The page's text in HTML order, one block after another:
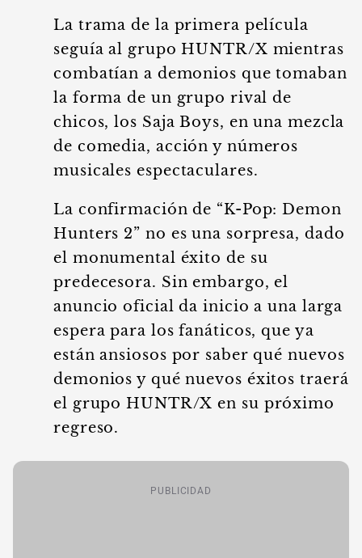
La trama de la primera película
seguía al grupo HUNTR/X mientras
combatían a demonios que tomaban
la forma de un grupo rival de
chicos, los Saja Boys, en una mezcla
de comedia, acción y números
musicales espectaculares.
La confirmación de “K-Pop: Demon
Hunters 2” no es una sorpresa, dado
el monumental éxito de su
predecesora. Sin embargo, el
anuncio oficial da inicio a una larga
espera para los fanáticos, que ya
están ansiosos por saber qué nuevos
demonios y qué nuevos éxitos traerá
el grupo HUNTR/X en su próximo
regreso.
PUBLICIDAD